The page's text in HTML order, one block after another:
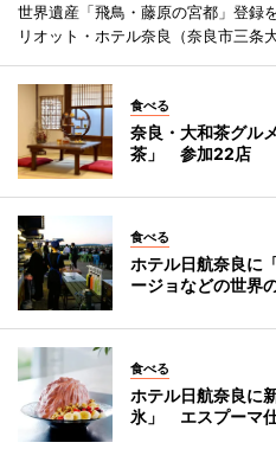
世界遺産「飛鳥・藤原の宮都」登録
リオット・ホテル奈良（奈良市三条
食べる
奈良・大和茶グル
茶」 参加22店
食べる
ホテル日航奈良に
ージョなどの世界
食べる
ホテル日航奈良に
氷」 エスプーマ